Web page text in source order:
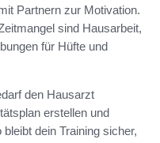
Partnern zur Motivation.
sind Hausarbeit,
für Hüfte und
den Hausarzt
erstellen und
dein Training sicher,